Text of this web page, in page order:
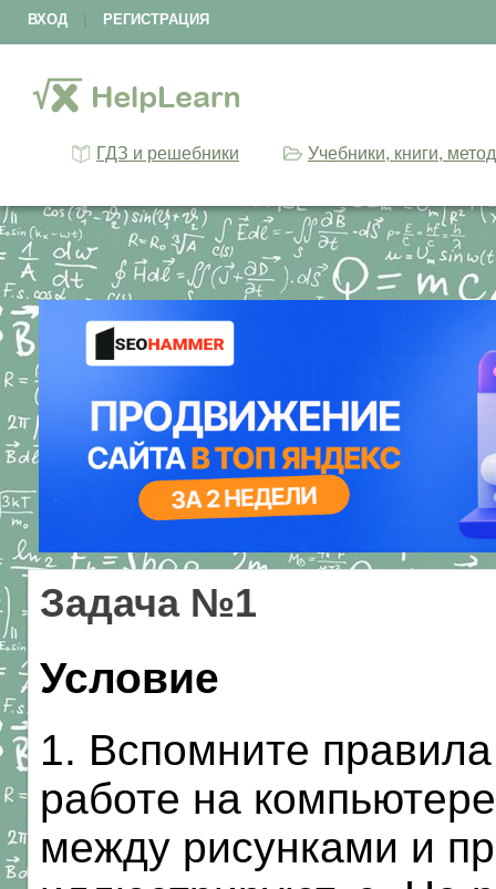
ВХОД РЕГИСТРАЦИЯ
ГДЗ и решебники Учебники, книги,
Задача №1
Условие
1. Вспомните
работе на
между рисунками и